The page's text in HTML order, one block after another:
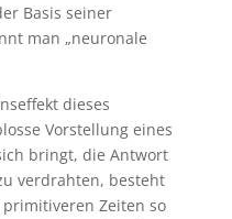
Basis seiner
man „neuronale
dieses
Vorstellung eines
bringt, die Antwort
verdrahten, besteht
Zeiten so